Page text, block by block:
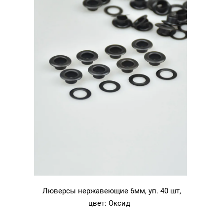
Люверсы нержавеющие 6мм, уп. 40 шт,
цвет: Оксид